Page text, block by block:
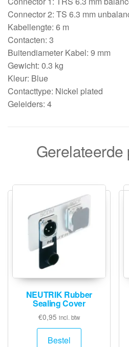
Connector 2: TS 6.3 mm
Kabellengte: 6 m
Contacten: 3
Buitendiameter Kabel: 9 mm
Gewicht: 0.3 kg
Kleur: Blue
Contacttype: Nickel plated
Geleiders: 4
Gerelateerde
NEUTRIK Rubber
Sealing Cover
€0,95 incl. btw
Bestel